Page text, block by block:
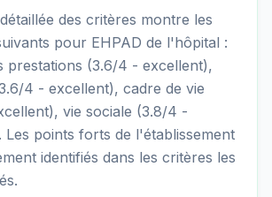
des critères montre les
pour EHPAD de l'hôpital :
prestations (3.6/4 - excellent),
4 - excellent), cadre de vie
vie sociale (3.8/4 -
Les points forts de l'établissement
identifiés dans les critères les